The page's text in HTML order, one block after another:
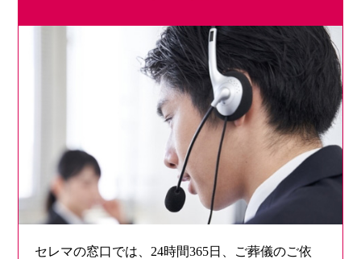
セレマの窓口では、24時間365日、ご葬儀のご依